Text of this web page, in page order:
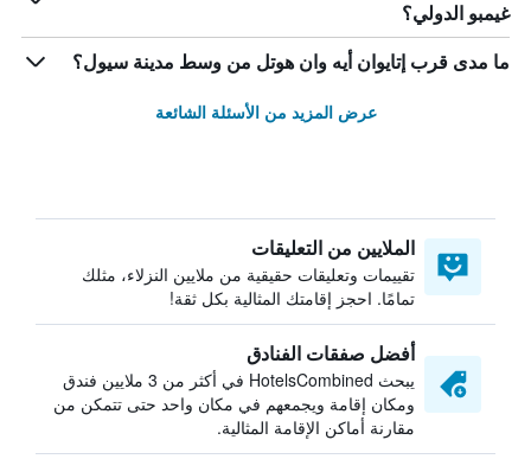
غيمبو الدولي؟
ما مدى قرب إتايوان أيه وان هوتل من وسط مدينة سيول؟
عرض المزيد من الأسئلة الشائعة
الملايين من التعليقات
تقييمات وتعليقات حقيقية من ملايين النزلاء، مثلك
تمامًا. احجز إقامتك المثالية بكل ثقة!
أفضل صفقات الفنادق
يبحث HotelsCombined في أكثر من 3 ملايين فندق
ومكان إقامة ويجمعهم في مكان واحد حتى تتمكن من
مقارنة أماكن الإقامة المثالية.